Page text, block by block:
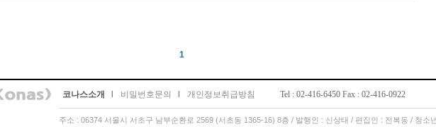
1
코나스소개 비밀번호문의 개인정보취급방침 Tel : 02-416-6450 Fax : 02-416-0922
주소 : 06374 서울시 서초구 남부순환로 2569 (서초동 1365-16) 8층 / 발행인 : 신상태 / 편집인 : 전복동 / 청소